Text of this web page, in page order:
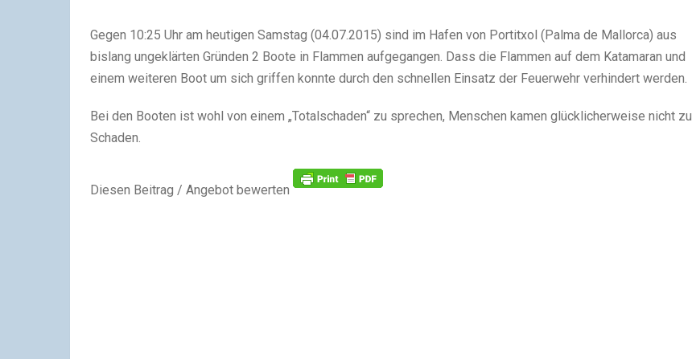
Gegen 10:25 Uhr am heutigen Samstag (04.07.2015) sind im Hafen von Portitxol (Palma de Mallorca) aus
bislang ungeklärten Gründen 2 Boote in Flammen aufgegangen. Dass die Flammen auf dem Katamaran und
einem weiteren Boot um sich griffen konnte durch den schnellen Einsatz der Feuerwehr verhindert werden.
Bei den Booten ist wohl von einem „Totalschaden“ zu sprechen, Menschen kamen glücklicherweise nicht zu
Schaden.
Diesen Beitrag / Angebot bewerten